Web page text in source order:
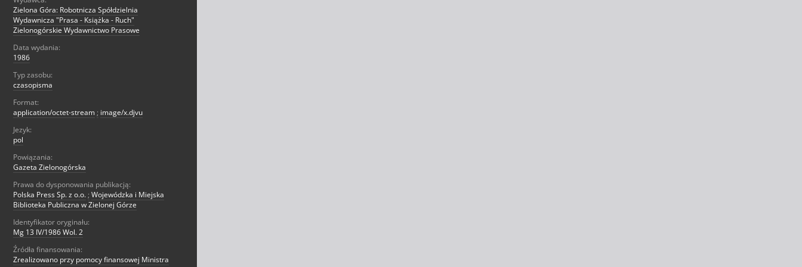
Zielona Góra: Robotnicza Spółdzielnia
Wydawnicza "Prasa - Książka - Ruch"
Zielonogórskie Wydawnictwo Prasowe
Data wydania:
1986
Typ zasobu:
czasopisma
Format:
application/octet-stream ; image/x.djvu
Jezyk:
pol
Powiązania:
Gazeta Zielonogórska
Prawa do dysponowania publikacją:
Polska Press Sp. z o.o. ; Wojewódzka i Miejska
Biblioteka Publiczna w Zielonej Górze
Identyfikator oryginału:
Mg 13 IV/1986 Wol. 2
Źródła finansowania:
Zrealizowano przy pomocy finansowej Ministra